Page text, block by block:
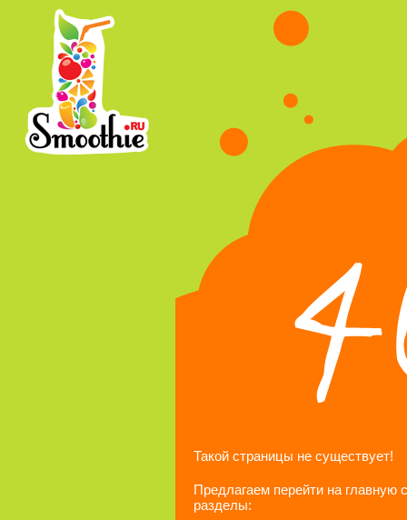
Такой страницы не существует!
Предлагаем перейти на
разделы: